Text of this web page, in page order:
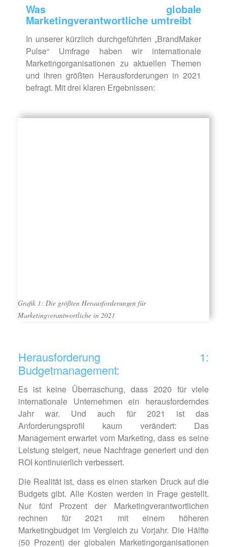
Was globale
Marketingverantwortliche umtreibt
In unserer kürzlich durchgeführten „BrandMaker
Pulse“ Umfrage haben wir internationale
Marketingorganisationen zu aktuellen Themen
und ihren größten Herausforderungen in 2021
befragt. Mit drei klaren Ergebnissen:
Grafik 1: Die größten Herausforderungen für
Marketingverantwortliche in 2021
Herausforderung 1:
Budgetmanagement:
Es ist keine Überraschung, dass 2020 für viele
internationale Unternehmen ein herausforderndes
Jahr war. Und auch für 2021 ist das
Anforderungsprofil kaum verändert: Das
Management erwartet vom Marketing, dass es seine
Leistung steigert, neue Nachfrage generiert und den
ROI kontinuierlich verbessert.
Die Realität ist, dass es einen starken Druck auf die
Budgets gibt. Alle Kosten werden in Frage gestellt.
Nur fünf Prozent der Marketingverantwortlichen
rechnen für 2021 mit einem höheren
Marketingbudget im Vergleich zu Vorjahr. Die Hälfte
(50 Prozent) der globalen Marketingorganisationen